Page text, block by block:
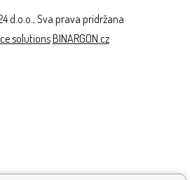
d.o.o., Sva prava pridržana
solutionsBINARGON.cz